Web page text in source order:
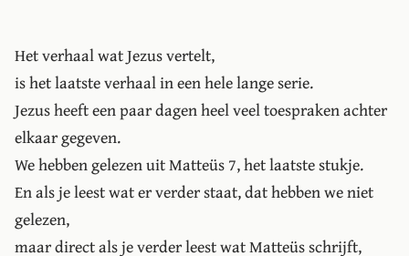
Het verhaal wat Jezus vertelt,
is het laatste verhaal in een hele lange serie.
Jezus heeft een paar dagen heel veel toespraken achter
elkaar gegeven.
We hebben gelezen uit Matteüs 7, het laatste stukje.
En als je leest wat er verder staat, dat hebben we niet
gelezen,
maar direct als je verder leest wat Matteüs schrijft,